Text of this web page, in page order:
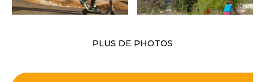
PLUS DE PHOTOS